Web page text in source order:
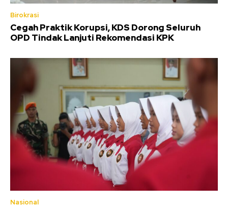
Birokrasi
Cegah Praktik Korupsi, KDS Dorong Seluruh
OPD Tindak Lanjuti Rekomendasi KPK
Nasional